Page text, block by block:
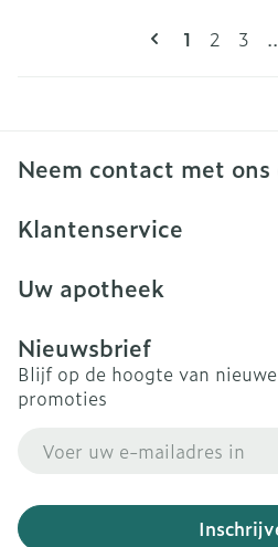
U lees
1 Pagina
2 3
Neem contact met ons
Klantenservice
Uw apotheek
Nieuwsbrief
Blijf op de hoogte van
promoties